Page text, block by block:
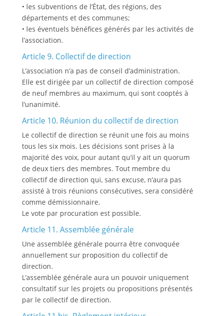
• les subventions de l’État, des régions, des
départements et des communes;
• les éventuels bénéfices générés par les activités de
l’association.
Article 9. Collectif de direction
L’association n’a pas de conseil d’administration.
Elle est dirigée par un collectif de direction composé
de neuf membres au maximum, qui sont cooptés à
l’unanimité.
Article 10. Réunion du collectif de direction
Le collectif de direction se réunit une fois au moins
tous les six mois. Les décisions sont prises à la
majorité des voix, pour autant qu’il y ait un quorum
de deux tiers des membres. Tout membre du
collectif de direction qui, sans excuse, n’aura pas
assisté à trois réunions consécutives, sera considéré
comme démissionnaire.
Le vote par procuration est possible.
Article 11. Assemblée générale
Une assemblée générale pourra être convoquée
annuellement sur proposition du collectif de
direction.
L’assemblée générale aura un pouvoir uniquement
consultatif sur les projets ou propositions présentés
par le collectif de direction.